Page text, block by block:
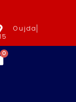
Oujda
0